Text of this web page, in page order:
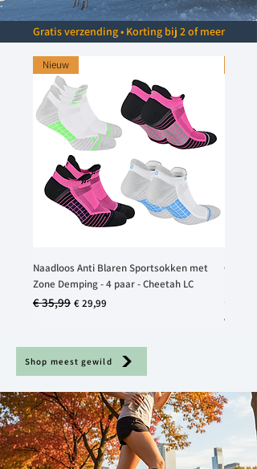
Gratis verzending • Korting bij 2 of meer
Nieuw
Naadloos Anti Blaren Sportsokken met
Zone Demping - 4 paar - Cheetah LC
Normale prijs
€ 35,99 Verkoopprijs
€ 29,99
Sevilla
Prijs
€ 29,99
Shop meest gewild